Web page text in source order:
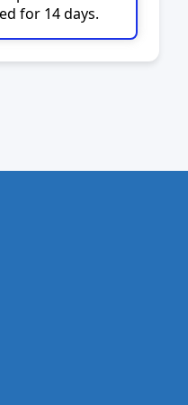
for 14 days.